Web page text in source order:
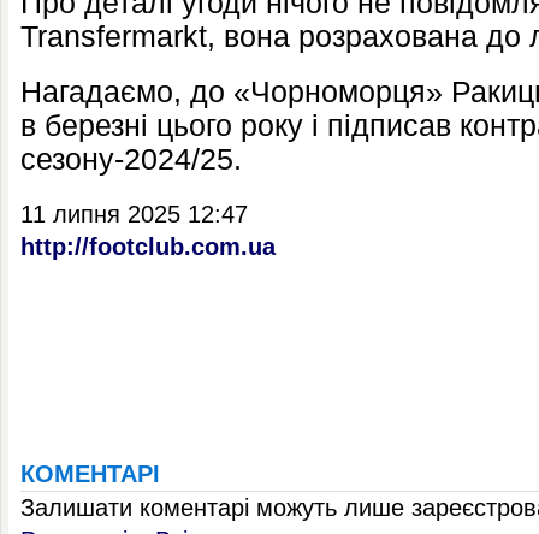
Transfermarkt, вона розрахована до
Нагадаємо, до «Чорноморця»
в березні цього року і підписав
сезону-2024/25.
11 липня 2025 12:47
http://footclub.com.ua
КОМЕНТАРІ
Залишати коментарі можуть лише